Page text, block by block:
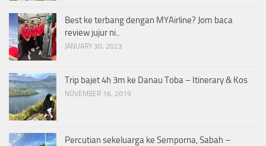
Best ke terbang dengan MYAirline? Jom baca
review jujur ni..
JANUARY 30, 2023
Trip bajet 4h 3m ke Danau Toba – Itinerary & Kos
NOVEMBER 16, 2019
Percutian sekeluarga ke Semporna, Sabah –